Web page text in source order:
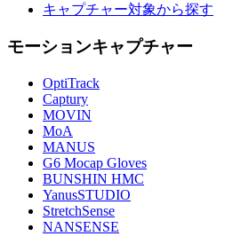
キャプチャー対象から探す
モーションキャプチャー
OptiTrack
Captury
MOVIN
MoA
MANUS
G6 Mocap Gloves
BUNSHIN HMC
YanusSTUDIO
StretchSense
NANSENSE